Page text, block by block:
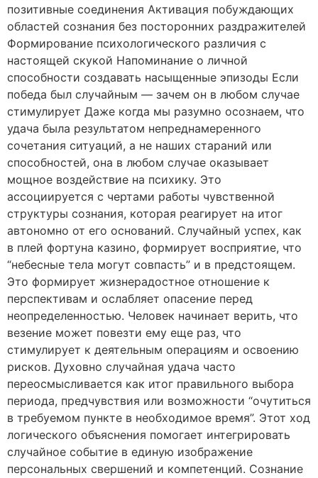
позитивные соединения Активация побуждающих
областей сознания без посторонних раздражителей
Формирование психологического различия с
настоящей скукой Напоминание о личной
способности создавать насыщенные эпизоды Если
победа был случайным — зачем он в любом случае
стимулирует Даже когда мы разумно осознаем, что
удача была результатом непреднамеренного
сочетания ситуаций, а не наших стараний или
способностей, она в любом случае оказывает
мощное воздействие на психику. Это
ассоциируется с чертами работы чувственной
структуры сознания, которая реагирует на итог
автономно от его оснований. Случайный успех, как
в плей фортуна казино, формирует восприятие, что
“небесные тела могут совпасть” и в предстоящем.
Это формирует жизнерадостное отношение к
перспективам и ослабляет опасение перед
неопределенностью. Человек начинает верить, что
везение может повезти ему еще раз, что
стимулирует к деятельным операциям и освоению
рисков. Духовно случайная удача часто
переосмысливается как итог правильного выбора
периода, предчувствия или возможности “очутиться
в требуемом пункте в необходимое время”. Этот ход
логического объяснения помогает интегрировать
случайное событие в единую изображение
персональных свершений и компетенций. Сознание